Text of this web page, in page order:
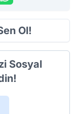
Ol!
Sosyal